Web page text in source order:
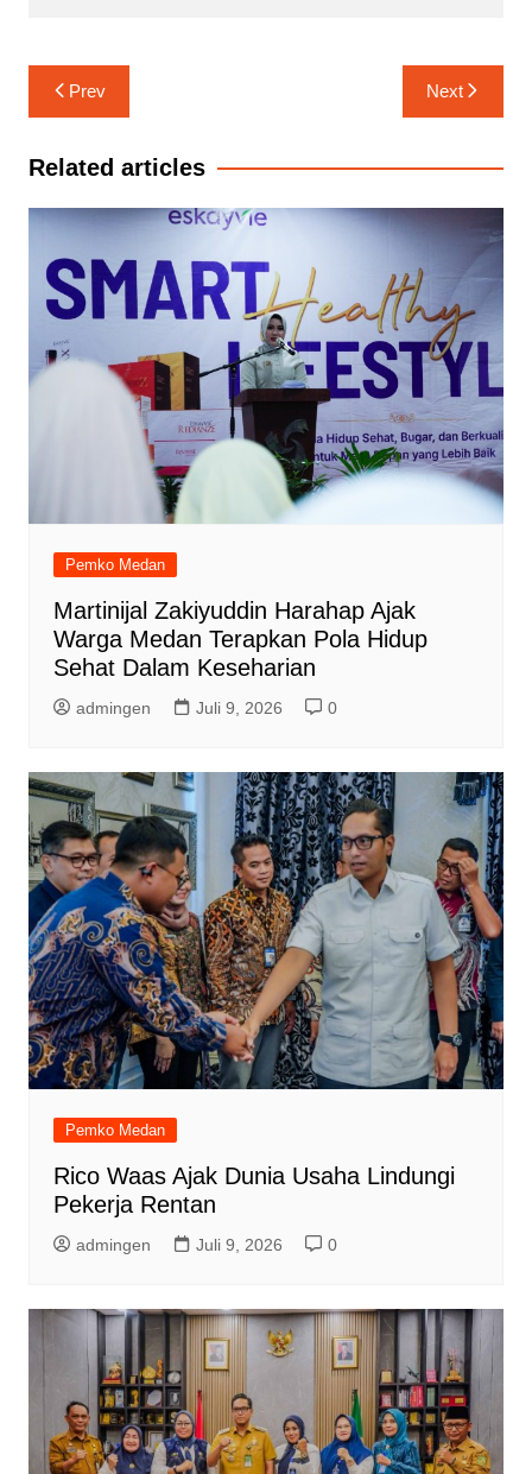
Navigasi
pos
Prev Next
Related articles
Pemko Medan
Martinijal Zakiyuddin Harahap Ajak
Warga Medan Terapkan Pola Hidup
Sehat Dalam Keseharian
admingen Juli 9, 2026 0
Pemko Medan
Rico Waas Ajak Dunia Usaha Lindungi
Pekerja Rentan
admingen Juli 9, 2026 0